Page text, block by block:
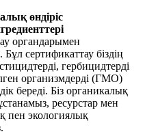
өндіріс
органдарымен
сертификаттау біздің
гербицидтерді
организмдерді (ГМО)
береді. Біз органикалық
ресурстар мен
пен экологиялық